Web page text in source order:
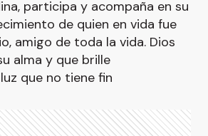
participa y acompaña en su
de quien en vida fue
amigo de toda la vida. Dios
alma y que brille
que no tiene fin